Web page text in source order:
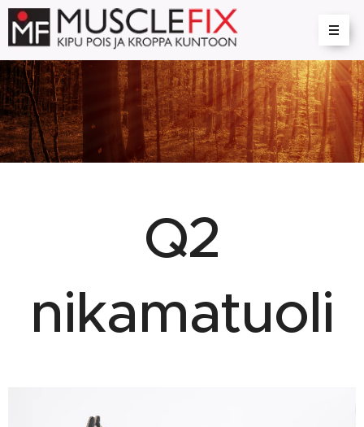
Q2
nikamatuoli